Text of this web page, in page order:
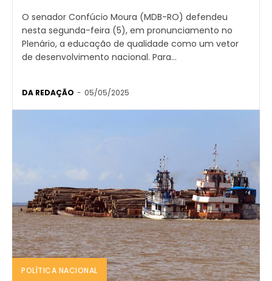
O senador Confúcio Moura (MDB-RO) defendeu
nesta segunda-feira (5), em pronunciamento no
Plenário, a educação de qualidade como um vetor
de desenvolvimento nacional. Para...
DA REDAÇÃO - 05/05/2025
POLÍTICA NACIONAL